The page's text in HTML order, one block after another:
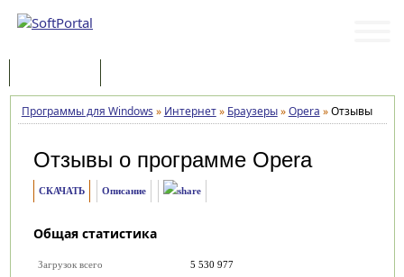
Программы для Windows » Интернет» Браузеры»Opera »Отзывы
Отзывы о программе Opera
СКАЧАТЬ Описание
Общая статистика
Загрузок всего
5 530 977